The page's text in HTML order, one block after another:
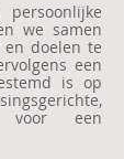
we samen
doelen te
een
is op
voor een